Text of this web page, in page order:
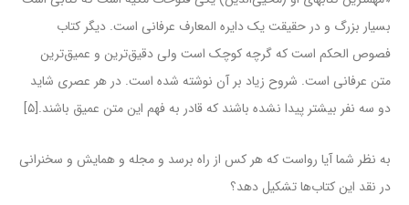
بسیار بزرگ و در حقیقت یک دایره المعارف عرفانى است. دیگر کتاب
فصوص الحکم است که گرچه کوچک است ولى دقیق‌ترین و عمیق‌ترین
متن عرفانى است. شروح زیاد بر آن نوشته شده است. در هر عصرى شاید
دو سه نفر بیشتر پیدا نشده باشند که قادر به فهم این متن عمیق باشند.[۵]
به نظر شما آیا رواست که هر کس از راه برسد و مجله و همایش و سخنرانی
در نقد این کتاب‌ها تشکیل دهد؟